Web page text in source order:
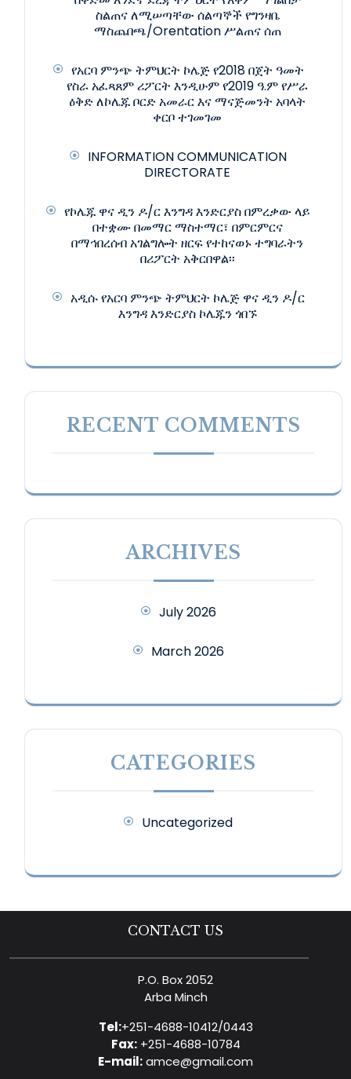
ስልጠና ለሚሠጣቸው ሰልጣኞች የግንዛቤ
ማስጨበጫ/Orentation ሥልጠና ሰጠ
የአርባ ምንጭ ትምህርት ኮሌጅ የ2018 በጀት ዓመት
የስራ አፈጻጸም ሪፖርት እንዲሁም የ2019 ዓ.ም የሥራ
ዕቅድ ለኮሌጁ ቦርድ አመራር እና ማናጅመንት አባላት
ቀርቦ ተገመገመ
INFORMATION COMMUNICATION
DIRECTORATE
የኮሌጁ ዋና ዲን ዶ/ር እንግዳ እንድርያስ በምረቃው ላይ
በተቋሙ በመማር ማስተማር፣ በምርምርና
በማኅበረሰብ አገልግሎት ዘርፍ የተከናወኑ ተግባራትን
በሪፖርት አቅርበዋል፡፡
አዲሱ የአርባ ምንጭ ትምህርት ኮሌጅ ዋና ዲን ዶ/ር
እንግዳ እንድርያስ ኮሌጁን ጎበኙ
RECENT COMMENTS
ARCHIVES
July 2026
March 2026
CATEGORIES
Uncategorized
CONTACT US
P.O. Box 2052
Arba Minch
Tel:+251-4688-10412/0443
Fax:+251-4688-10784
E-mail:amce@gmail.com